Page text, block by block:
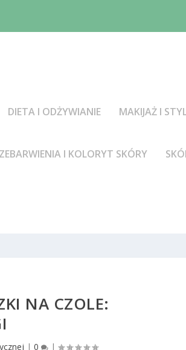
DIETA I ODŻYWIANIE MAKIJAŻ I
I KOLORYT SKÓRY
NA CZOLE:
| 0 |